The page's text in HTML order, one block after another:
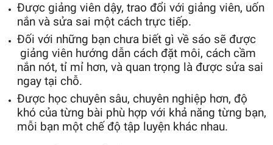
Được giảng viên dậy, trao đổi với giảng viên, uốn
nắn và sửa sai một cách trực tiếp.
Đối với những bạn chưa biết gì về sáo sẽ được
giảng viên hướng dẫn cách đặt môi, cách cầm
nắn nót, tỉ mỉ hơn, và quan trọng là được sửa sai
ngay tại chỗ.
Được học chuyên sâu, chuyên nghiệp hơn, độ
khó của từng bài phù hợp với khả năng từng bạn,
mỗi bạn một chế độ tập luyện khác nhau.